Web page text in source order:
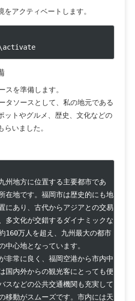
アクティベートします。
スを準備します。
タソースとして、私の地元である
ットやグルメ、歴史、文化などの
いました。
州地方に位置する主要都市であ
在地です。福岡市は歴史的にも地
にあり、古代からアジアとの交易
多文化が交錯するダイナミックな
160万人を超え、九州最大の都市
中心地となっています。
非常に良く、福岡空港から市内中
国内外からの観光客にとっても便
スなどの公共交通機関も充実して
移動がスムーズです。市内には天